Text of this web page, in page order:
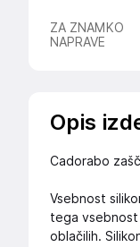
ZA ZNAMKO
NAPRAVE
Opis
Cadorabo
Vsebnost
tega
oblačilih.